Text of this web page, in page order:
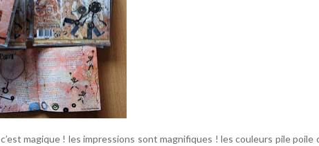
magique ! les impressions sont magnifiques ! les couleurs pile poile